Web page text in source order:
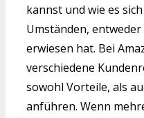
kannst und wie es
Umständen,
erwiesen hat. Bei
verschiedene
sowohl Vorteile, als
anführen. Wenn